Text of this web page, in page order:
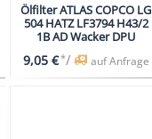
Ölfilter ATLAS COPCO LG
504 HATZ LF3794 H43/2
1B AD Wacker DPU
9,05 €*/ auf Anfrage